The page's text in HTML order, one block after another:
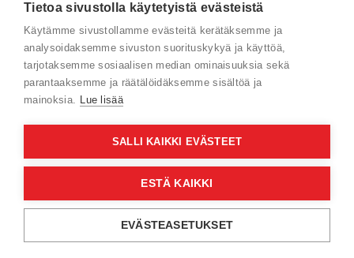
AINEISTOPANKKI
Ota yhteyttä
Käyttöehdot
Verkkoselailun tietosuojaseloste
Kuluttajien tietosuojaseloste
Tietoa sivustolla käytetyistä evästeistä
Käytämme sivustollamme evästeitä kerätäksemme ja
analysoidaksemme sivuston suorituskykyä ja käyttöä,
tarjotaksemme sosiaalisen median ominaisuuksia sekä
parantaaksemme ja räätälöidäksemme sisältöä ja
mainoksia. Lue lisää
SALLI KAIKKI EVÄSTEET
ESTÄ KAIKKI
EVÄSTEASETUKSET